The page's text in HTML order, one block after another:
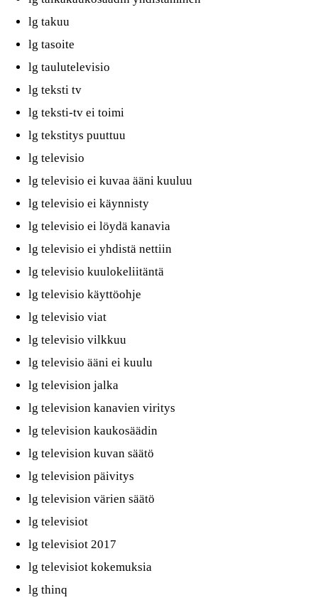
lg takuu
lg tasoite
lg taulutelevisio
lg teksti tv
lg teksti-tv ei toimi
lg tekstitys puuttuu
lg televisio
lg televisio ei kuvaa ääni kuuluu
lg televisio ei käynnisty
lg televisio ei löydä kanavia
lg televisio ei yhdistä nettiin
lg televisio kuulokeliitäntä
lg televisio käyttöohje
lg televisio viat
lg televisio vilkkuu
lg televisio ääni ei kuulu
lg television jalka
lg television kanavien viritys
lg television kaukosäädin
lg television kuvan säätö
lg television päivitys
lg television värien säätö
lg televisiot
lg televisiot 2017
lg televisiot kokemuksia
lg thinq